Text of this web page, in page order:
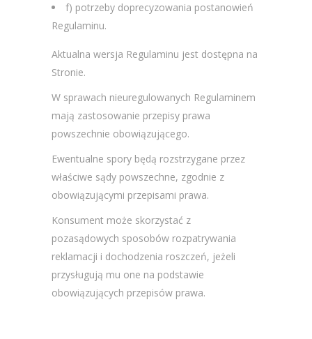
f) potrzeby doprecyzowania postanowień
Regulaminu.
Aktualna wersja Regulaminu jest dostępna na
Stronie.
W sprawach nieuregulowanych Regulaminem
mają zastosowanie przepisy prawa
powszechnie obowiązującego.
Ewentualne spory będą rozstrzygane przez
właściwe sądy powszechne, zgodnie z
obowiązującymi przepisami prawa.
Konsument może skorzystać z
pozasądowych sposobów rozpatrywania
reklamacji i dochodzenia roszczeń, jeżeli
przysługują mu one na podstawie
obowiązujących przepisów prawa.